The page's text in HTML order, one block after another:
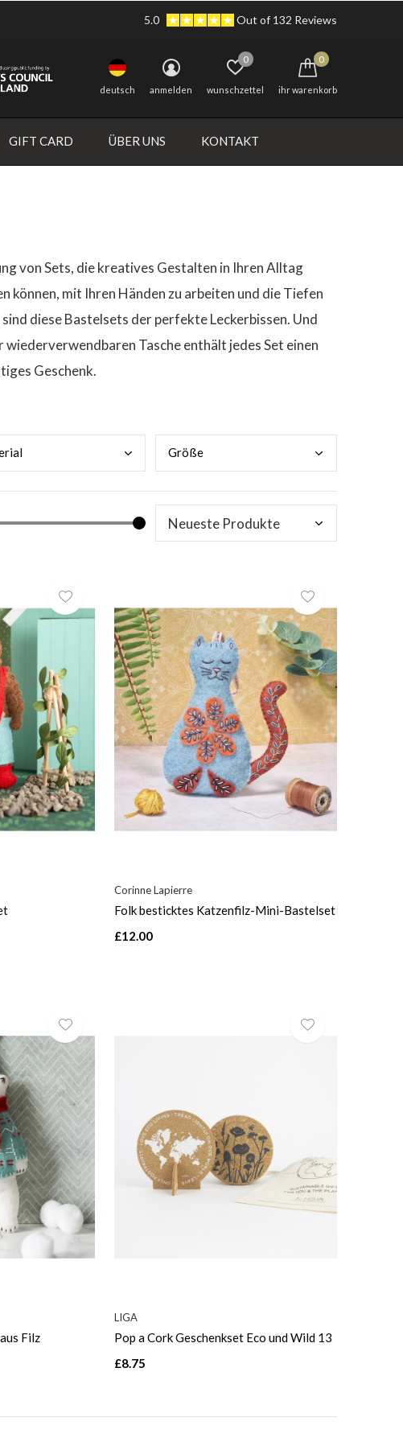
GIFT CARD ÜBER UNS KONTAKT
deutsch anmelden wunschzettel
0
ihr warenkorb
0
5.0 Out of 132 Reviews
von Sets, die kreatives Gestalten in Ihren Alltag
können, mit Ihren Händen zu arbeiten und die Tiefen
diese Bastelsets der perfekte Leckerbissen. Und
Tasche enthält jedes Set einen
Geschenk.
rial Größe
Corinne Lapierre
Folk besticktes Katzenfilz-Mini-Bastelset
£12.00
Filz
LIGA
Pop a Cork Geschenkset Eco und Wild 13
£8.75